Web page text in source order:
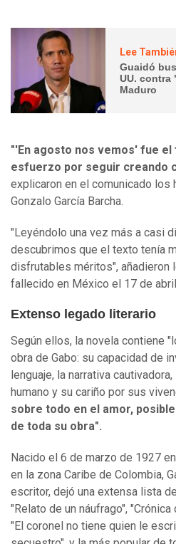
Lee
Guaidó
UU. contra
Maduro
"'En agosto nos vemos' fue
esfuerzo por seguir creando
explicaron en el comunicado los
Gonzalo García Barcha.
"Leyéndolo una vez más a casi
descubrimos que el texto tenía
disfrutables méritos", añadieron
fallecido en México el 17 de
Extenso legado literario
Según ellos, la novela contiene
obra de Gabo: su capacidad de
lenguaje, la narrativa
humano y su cariño por sus
sobre todo en el amor,
de toda su obra".
Nacido el 6 de marzo de 1927
en la zona Caribe de Colombia,
escritor, dejó una extensa lista
"Relato de un náufrago", "Crónica
"El coronel no tiene quien le